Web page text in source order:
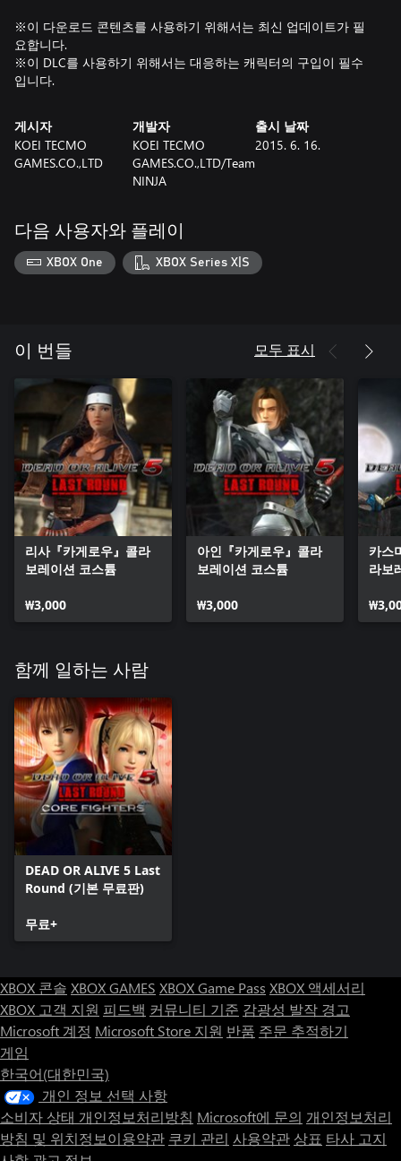
※이 다운로드 콘텐츠를 사용하기 위해서는 최신 업데이트가 필
요합니다.
※이 DLC를 사용하기 위해서는 대응하는 캐릭터의 구입이 필수
입니다.
게시자
KOEI TECMO
GAMES.CO.,LTD
개발자
KOEI TECMO
GAMES.CO.,LTD/Team
NINJA
출시 날짜
2015. 6. 16.
다음 사용자와 플레이
XBOX One XBOX Series X|S
이 번들 모두 표시
리사『카게로우』콜라
보레이션 코스튬
₩3,000
아인『카게로우』콜라
보레이션 코스튬
₩3,000
카스
라보
함께 일하는 사람
DEAD OR ALIVE 5 Last
Round (기본 무료판)
무료+
XBOX 콘솔 XBOX GAMES XBOX Game Pass XBOX 액세서리
XBOX 고객 지원 피드백 커뮤니티 기준 감광성 발작 경고
Microsoft 계정 Microsoft Store 지원 반품 주문 추적하기
게임
한국어(대한민국)
개인 정보 선택 사항
소비자 상태 개인정보처리방침 Microsoft에 문의 개인정보처리
방침 및 위치정보이용약관 쿠키 관리 사용약관 상표 타사 고지